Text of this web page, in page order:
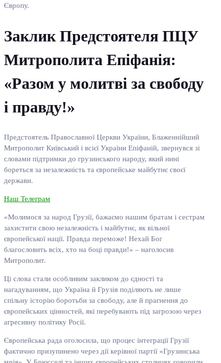
Європу.
Заклик Предстоятеля ПЦУ
Митрополита Епіфанія:
«Разом у молитві за свободу
і правду!»
Предстоятель Православної Церкви України, Блаженнійший
Митрополит Київський і всієї України Епіфаній, звернувся зі
словами підтримки до грузинського народу, який нині
бореться за незалежність та європейське майбутнє своєї
держави.
Наш Телеграм
«Молимося за народ Грузії, бажаємо нашим братам і сестрам
захистити свою незалежність і майбутнє, як вільної
європейської нації. Правда переможе! Нехай Бог
благословить всіх, хто на боці правди!» – наголосив
Митрополит.
Ці слова стали особливим закликом до єдності та
нагадуванням, що Україна й Грузія поділяють не лише
спільну історію боротьби за свободу, але й прагнення до
європейських цінностей, які перебувають під загрозою через
агресивну політику Росії.
Європейська рада оголосила, що процес інтеграції Грузії
фактично призупинено через дії керівної партії «Грузинська